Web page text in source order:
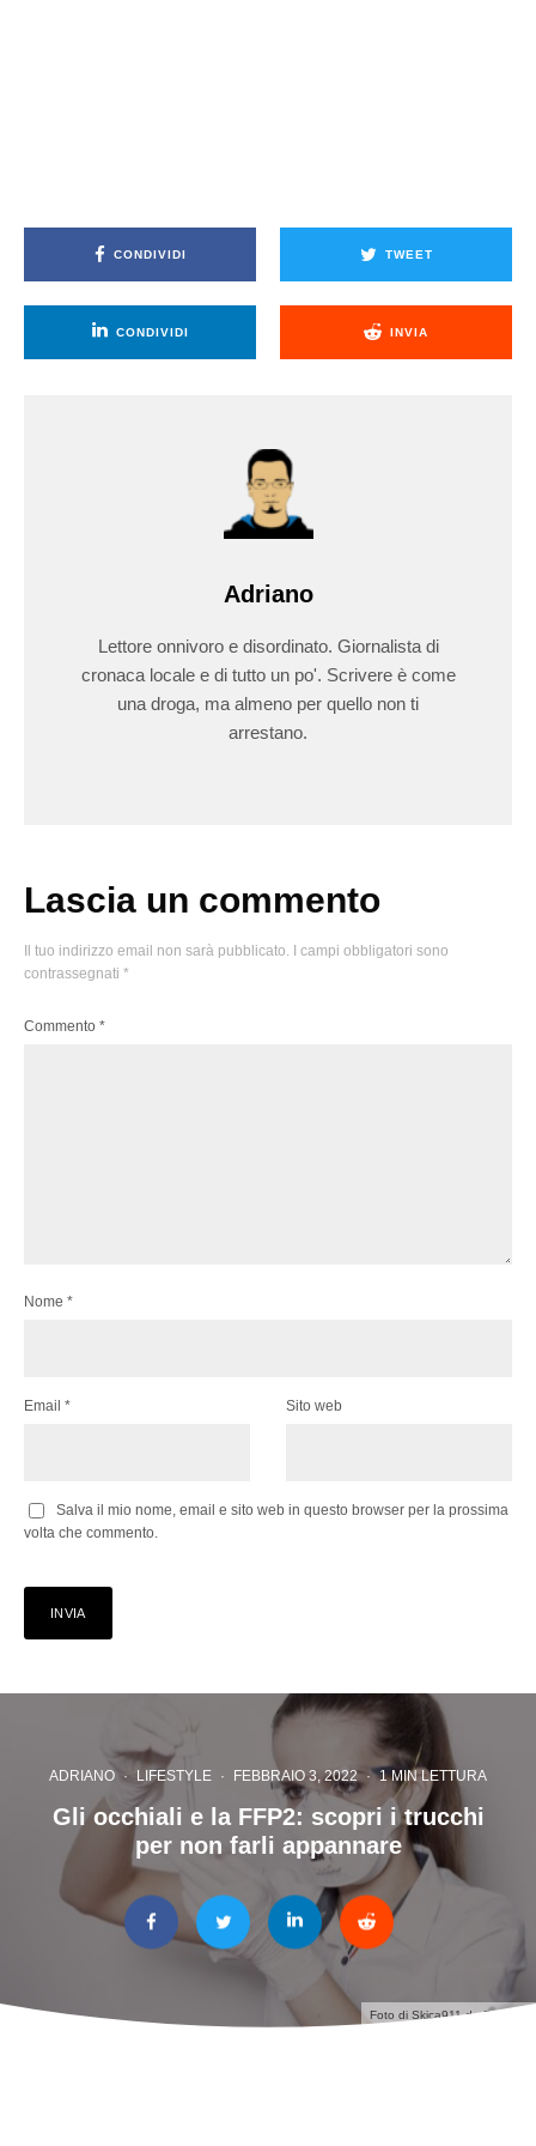
CONDIVIDI TWEET
CONDIVIDI INVIA
Adriano
Lettore onnivoro e disordinato. Giornalista di
cronaca locale e di tutto un po'. Scrivere è come
una droga, ma almeno per quello non ti
arrestano.
Lascia un commento
Il tuo indirizzo email non sarà pubblicato.
I campi obbligatori sono
contrassegnati *
Commento *
Nome *
Email * Sito web
Salva il mio nome, email e sito web in questo browser per la prossima
volta che commento.
Foto di Skica911daPixabay
ADRIANO · LIFESTYLE · FEBBRAIO 3, 2022 · 1 MIN LETTURA
Gli occhiali e la FFP2: scopri i trucchi
per non farli appannare